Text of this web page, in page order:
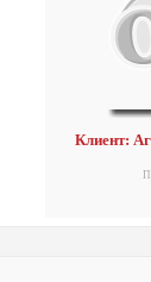
Клиент: